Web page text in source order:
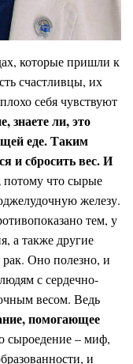
которые пришли к
счастливцы, их
себя чувствуют
знаете ли, это
еде. Таким
и сбросить вес. И
потому что сырые
железу.
тем, у
а также другие
рак. Оно полезно, и
с сердечно-
весом. Ведь
помогающее
сыроедение – миф,
и